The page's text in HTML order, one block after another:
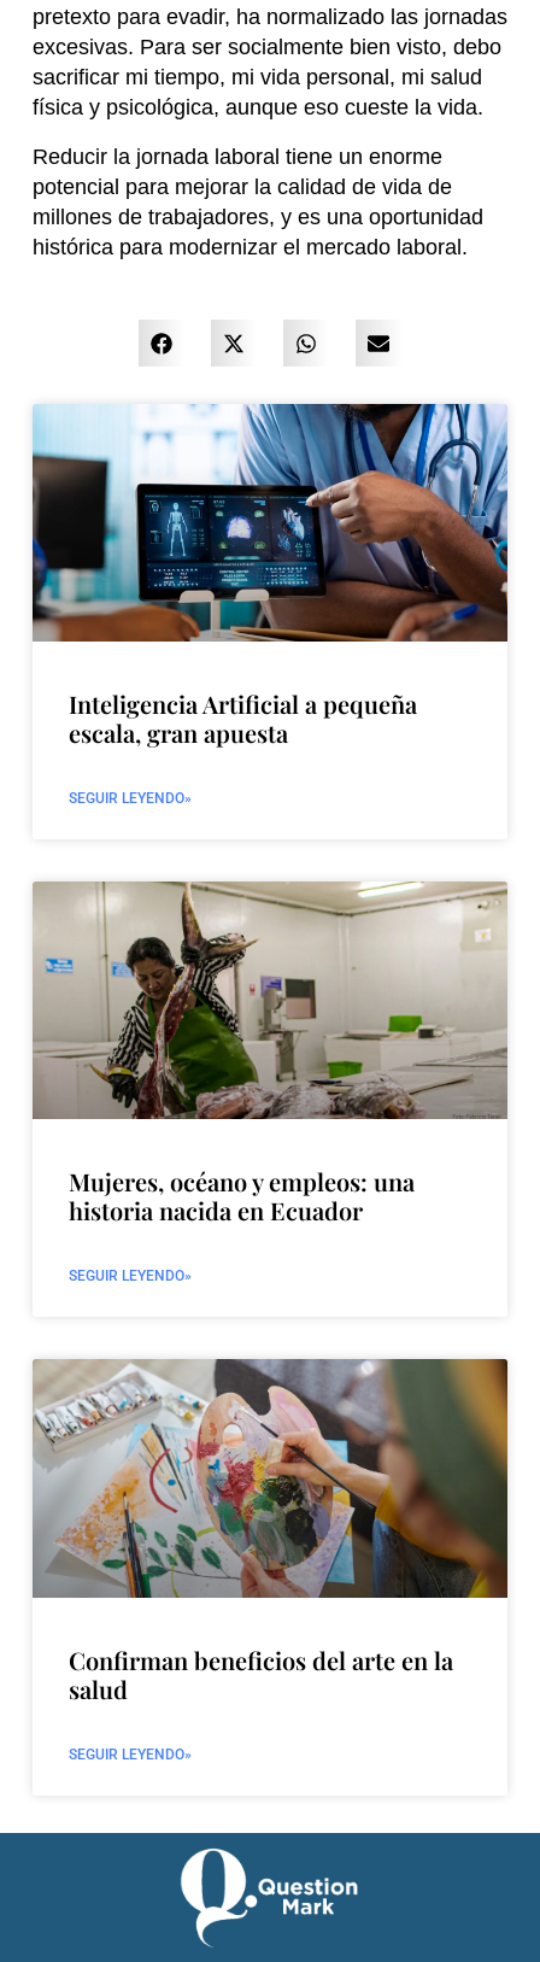
pretexto para evadir, ha normalizado las jornadas
excesivas. Para ser socialmente bien visto, debo
sacrificar mi tiempo, mi vida personal, mi salud
física y psicológica, aunque eso cueste la vida.
Reducir la jornada laboral tiene un enorme
potencial para mejorar la calidad de vida de
millones de trabajadores, y es una oportunidad
histórica para modernizar el mercado laboral.
Inteligencia Artificial a pequeña
escala, gran apuesta
SEGUIR LEYENDO»
Mujeres, océano y empleos: una
historia nacida en Ecuador
SEGUIR LEYENDO»
Confirman beneficios del arte en la
salud
SEGUIR LEYENDO»